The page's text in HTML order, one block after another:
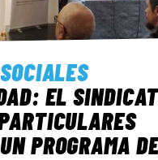
EL
PROGRAMA